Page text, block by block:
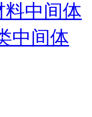
料中间体
中间体